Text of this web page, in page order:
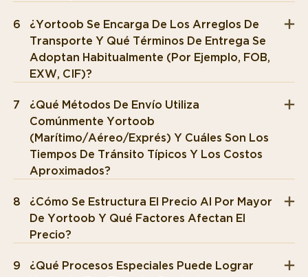
6
¿Yortoob Se Encarga De Los Arreglos De
Transporte Y Qué Términos De Entrega Se
Adoptan Habitualmente (por Ejemplo, FOB,
EXW, CIF)?
7
¿Qué Métodos De Envío Utiliza
Comúnmente Yortoob
(marítimo/aéreo/exprés) Y Cuáles Son Los
Tiempos De Tránsito Típicos Y Los Costos
Aproximados?
8
¿Cómo Se Estructura El Precio Al Por Mayor
De Yortoob Y Qué Factores Afectan El
Precio?
9
¿Qué Procesos Especiales Puede Lograr